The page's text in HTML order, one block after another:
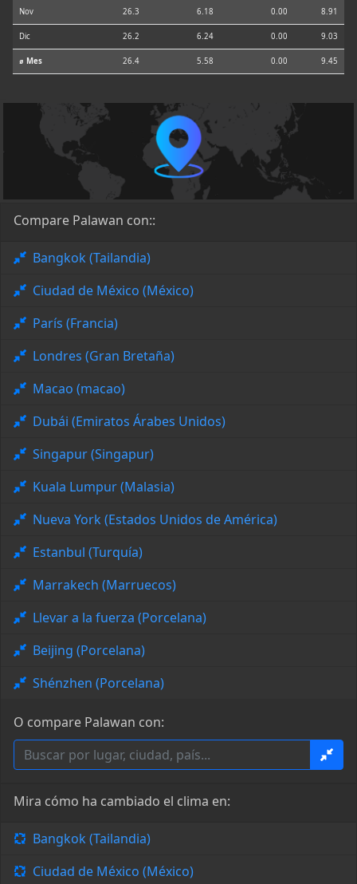
Nov 26.3 6.18 0.00 8.91
Dic 26.2 6.24 0.00 9.03
⌀ Mes 26.4 5.58 0.00 9.45
Compare Palawan con::
Bangkok (Tailandia)
Ciudad de México (México)
París (Francia)
Londres (Gran Bretaña)
Macao (macao)
Dubái (Emiratos Árabes Unidos)
Singapur (Singapur)
Kuala Lumpur (Malasia)
Nueva York (Estados Unidos de América)
Estanbul (Turquía)
Marrakech (Marruecos)
Llevar a la fuerza (Porcelana)
Beijing (Porcelana)
Shénzhen (Porcelana)
O compare Palawan con:
Mira cómo ha cambiado el clima en:
Bangkok (Tailandia)
Ciudad de México (México)